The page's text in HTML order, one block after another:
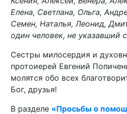
Елена, Светлана, Ольга,
Семен, Наталья, Леонид,
один человек, не указавший
Сестры милосердия и
протоиерей Евгений
молятся обо всех
Бог, друзья!
В разделе «Просьбы о